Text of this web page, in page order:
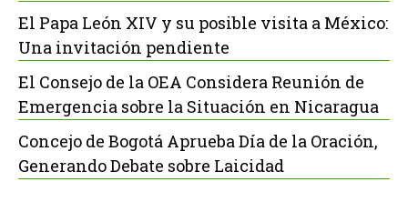
El Papa León XIV y su posible visita a México:
Una invitación pendiente
El Consejo de la OEA Considera Reunión de
Emergencia sobre la Situación en Nicaragua
Concejo de Bogotá Aprueba Día de la Oración,
Generando Debate sobre Laicidad